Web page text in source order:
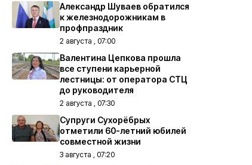
Александр Шуваев обратился
к железнодорожникам в
профпраздник
2 августа , 07:00
Валентина Цепкова прошла
все ступени карьерной
лестницы: от оператора СТЦ
до руководителя
2 августа , 07:30
Супруги Сухорёбрых
отметили 60-летний юбилей
совместной жизни
3 августа , 07:20